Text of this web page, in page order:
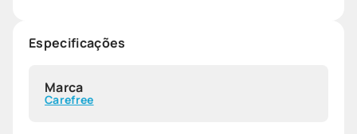
Especificações
Marca
Carefree